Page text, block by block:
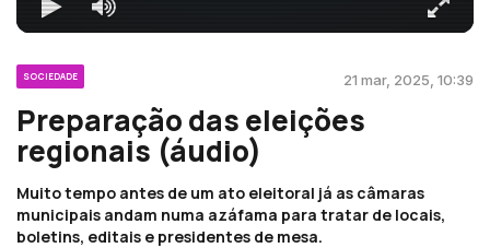
SOCIEDADE 21 mar, 2025, 10:39
Preparação das eleições
regionais (áudio)
Muito tempo antes de um ato eleitoral já as câmaras
municipais andam numa azáfama para tratar de locais,
boletins, editais e presidentes de mesa.